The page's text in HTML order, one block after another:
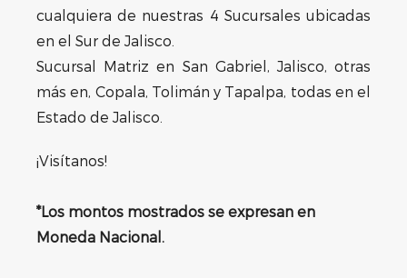
cualquiera de nuestras 4 Sucursales ubicadas
en el Sur de Jalisco.
Sucursal Matriz en San Gabriel, Jalisco, otras
más en, Copala, Tolimán y Tapalpa, todas en el
Estado de Jalisco.
¡Visítanos!
*Los montos mostrados se expresan en
Moneda Nacional.